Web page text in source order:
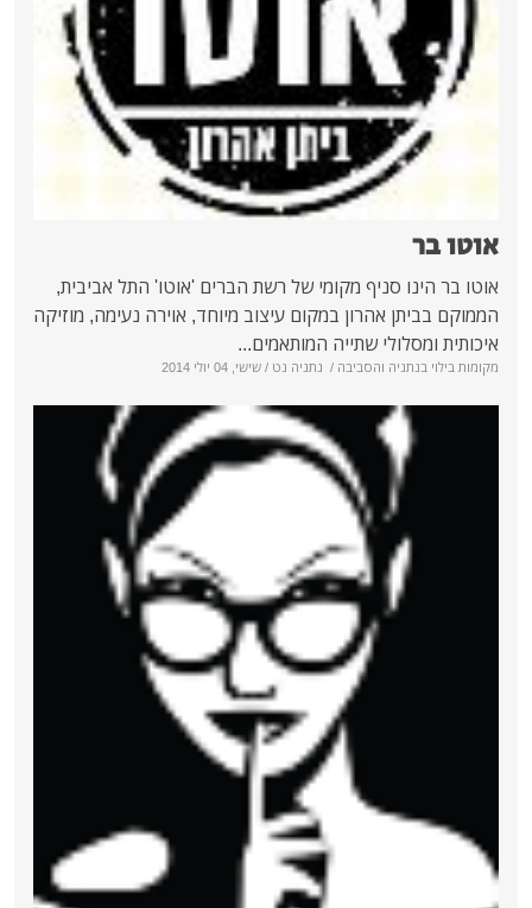
סניף מקומי של רשת הברים 'אוטו' התל אביבית,
אהרון במקום עיצוב מיוחד, אוירה נעימה, מוזיקה
שתייה המותאמים...
בנתניה והסביבה /נתניה נט/ שישי, 04 יולי 2014